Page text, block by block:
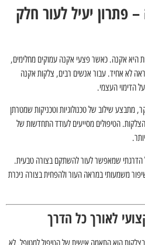
פתרון יעיל לעור חלק
היא אקנה. כאשר פצעי אקנה עמוקים מחלימים,
לא אחיד. עבור אנשים רבים, צלקות אקנה
הדימוי העצמי.
שילוב של טכנולוגיות וטכניקות שמטרתן
הטיפולים מסייעים לעודד התחדשות של
הדרגתי שמאפשר לעור להשתקם בצורה טבעית.
משמעותי במראה העור ולהפחית בצורה ניכרת
לאורך כל הדרך